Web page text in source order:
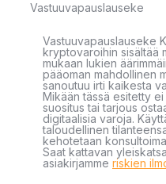
Vastuuvapauslauseke
Vastuuvapauslauseke
kryptovaroihin sisältää
mukaan lukien
pääoman mahdollinen
sanoutuu irti kaikesta
Mikään tässä esitetty
suositus tai tarjous
digitaalisia varoja.
taloudellinen
kehotetaan
Saat kattavan
asiakirjamme riskien